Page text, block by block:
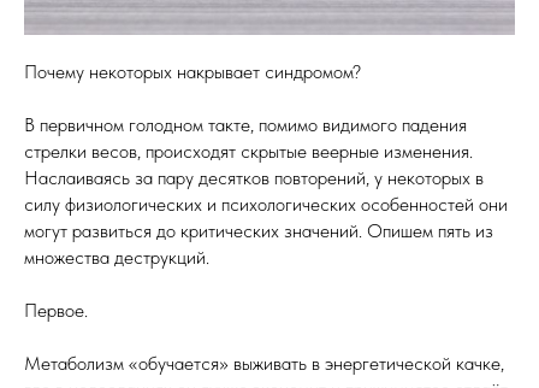
Почему некоторых накрывает синдромом?
В первичном голодном такте, помимо видимого падения
стрелки весов, происходят скрытые веерные изменения.
Наслаиваясь за пару десятков повторений, у некоторых в
силу физиологических и психологических особенностей они
могут развиться до критических значений. Опишем пять из
множества деструкций.
Первое.
Метаболизм «обучается» выживать в энергетической качке,